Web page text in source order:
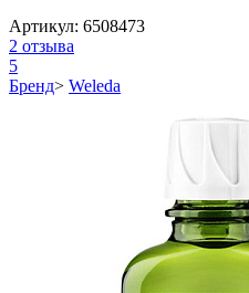
Артикул: 6508473
2 отзыва
5
Бренд> Weleda